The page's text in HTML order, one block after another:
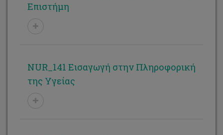
Επιστήμη
NUR_141 Εισαγωγή στην Πληροφορική
της Υγείας